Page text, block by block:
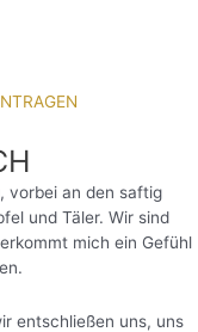
vorbei an den saftig
und Täler. Wir sind
mich ein Gefühl
entschließen uns, uns